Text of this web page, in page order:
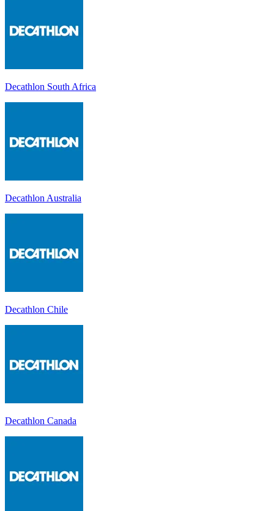
Decathlon South Africa
Decathlon Australia
Decathlon Chile
Decathlon Canada